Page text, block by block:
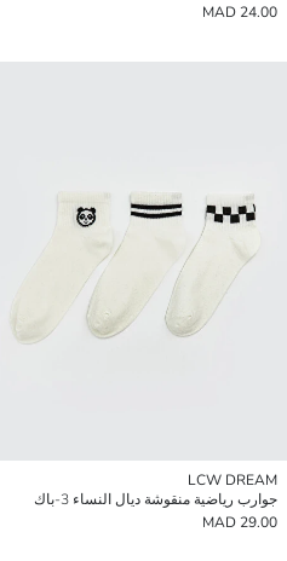
24.00 MAD
LCW DREAM
جوارب رياضية منقوشة ديال النساء 3-باك
29.00 MAD